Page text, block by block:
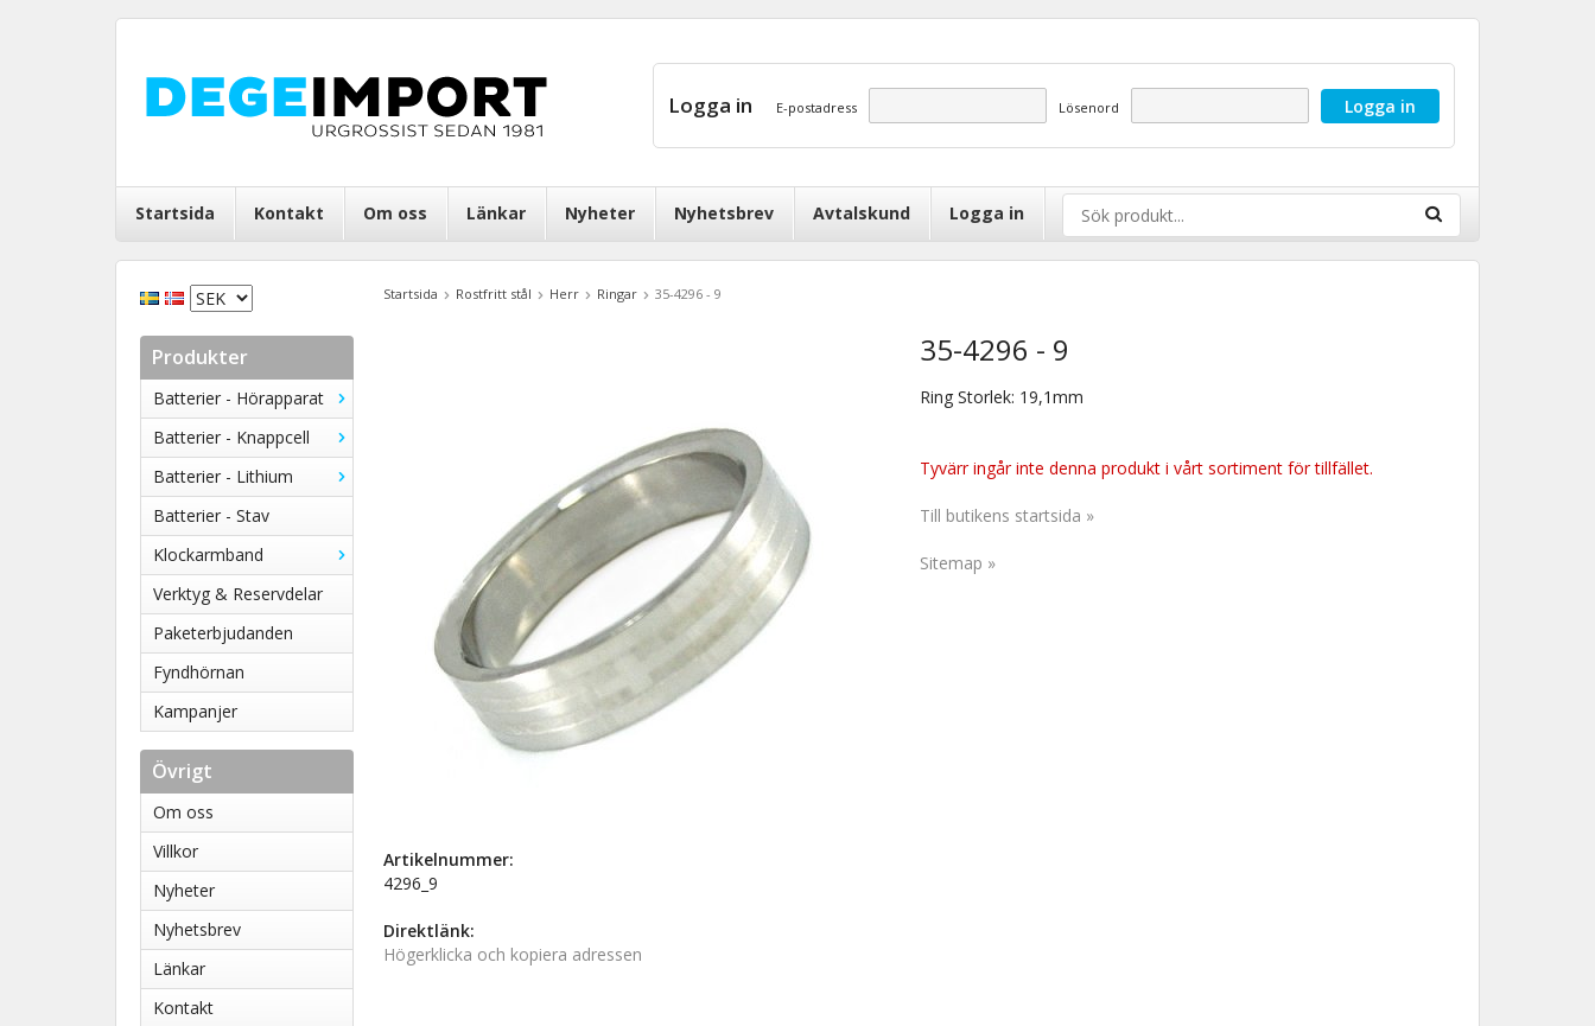
Logga in E-postadress Lösenord
Startsida Kontakt Om oss Länkar Nyheter Nyhetsbrev Avtalskund Logga in
Produkter
Batterier - Hörapparat
Batterier - Knappcell
Batterier - Lithium
Batterier - Stav
Klockarmband
Verktyg & Reservdelar
Paketerbjudanden
Fyndhörnan
Kampanjer
Övrigt
Om oss
Villkor
Nyheter
Nyhetsbrev
Länkar
Kontakt
Startsida Rostfritt stål Herr Ringar 35-4296 - 9
35-4296 - 9
Ring Storlek: 19,1mm
Tyvärr ingår inte denna produkt i vårt sortiment för tillfället.
Till butikens startsida »
Sitemap »
Artikelnummer:
4296_9
Direktlänk:
Högerklicka och kopiera adressen